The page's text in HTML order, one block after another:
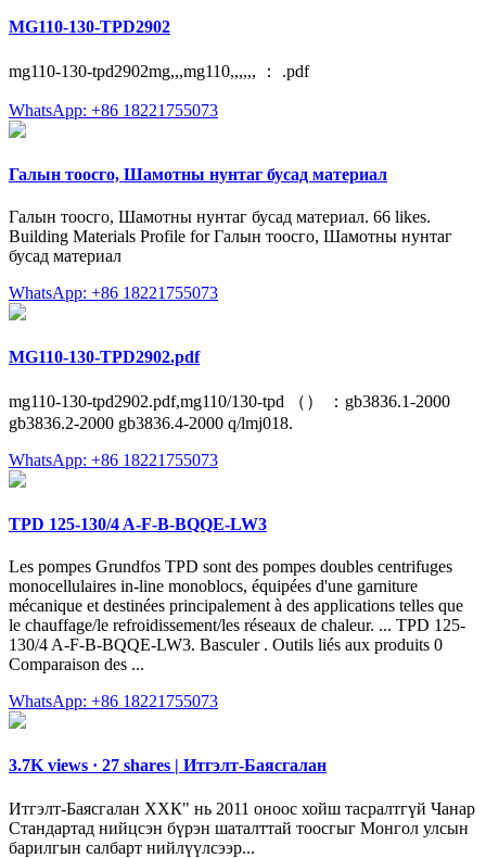
MG110-130-TPD2902
mg110-130-tpd2902mg,,,mg110,,,,,, ： .pdf
WhatsApp: +86 18221755073
Галын тоосго, Шамотны нунтаг бусад материал
Галын тоосго, Шамотны нунтаг бусад материал. 66 likes.
Building Materials Profile for Галын тоосго, Шамотны нунтаг
бусад материал
WhatsApp: +86 18221755073
MG110-130-TPD2902.pdf
mg110-130-tpd2902.pdf,mg110/130-tpd （） ：gb3836.1-2000
gb3836.2-2000 gb3836.4-2000 q/lmj018.
WhatsApp: +86 18221755073
TPD 125-130/4 A-F-B-BQQE-LW3
Les pompes Grundfos TPD sont des pompes doubles centrifuges
monocellulaires in-line monoblocs, équipées d'une garniture
mécanique et destinées principalement à des applications telles que
le chauffage/le refroidissement/les réseaux de chaleur. ... TPD 125-
130/4 A-F-B-BQQE-LW3. Basculer . Outils liés aux produits 0
Comparaison des ...
WhatsApp: +86 18221755073
3.7K views · 27 shares | Итгэлт-Баясгалан
Итгэлт-Баясгалан ХХК" нь 2011 оноос хойш тасралтгүй Чанар
Стандартад нийцсэн бүрэн шаталттай тоосгыг Монгол улсын
барилгын салбарт нийлүүлсээр...